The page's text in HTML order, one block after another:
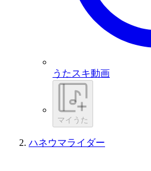
うたスキ動画
マイうた
ハネウマライダー